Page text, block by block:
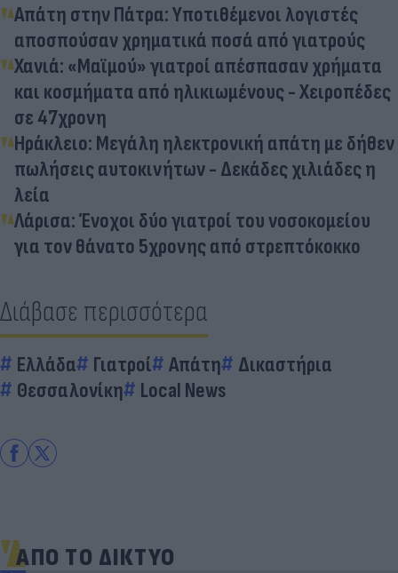
Απάτη στην Πάτρα: Υποτιθέμενοι λογιστές
αποσπούσαν χρηματικά ποσά από γιατρούς
Χανιά: «Μαϊμού» γιατροί απέσπασαν χρήματα
και κοσμήματα από ηλικιωμένους - Χειροπέδες
σε 47χρονη
Ηράκλειο: Μεγάλη ηλεκτρονική απάτη με δήθεν
πωλήσεις αυτοκινήτων - Δεκάδες χιλιάδες η
λεία
Λάρισα: Ένοχοι δύο γιατροί του νοσοκομείου
για τον θάνατο 5χρονης από στρεπτόκοκκο
Διάβασε περισσότερα
Ελλάδα Γιατροί Απάτη
Δικαστήρια
Θεσσαλονίκη
Local News
ΑΠΟ ΤΟ ΔΙΚΤΥΟ